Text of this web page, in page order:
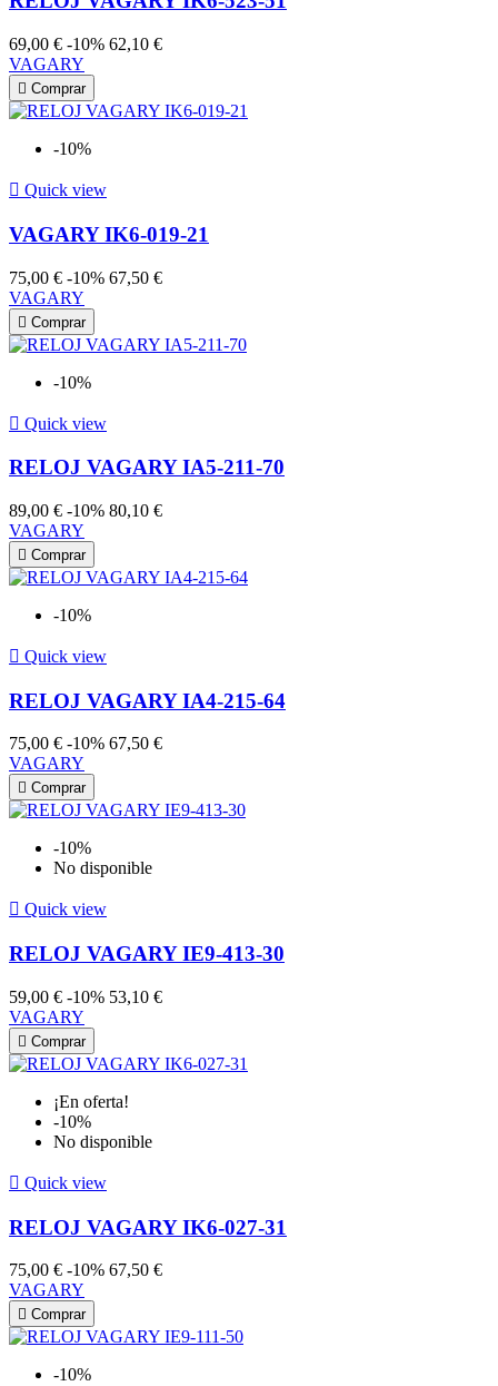
69,00 € -10% 62,10 €
VAGARY
 Comprar
-10%
 Quick view
VAGARY IK6-019-21
75,00 € -10% 67,50 €
VAGARY
 Comprar
-10%
 Quick view
RELOJ VAGARY IA5-211-70
89,00 € -10% 80,10 €
VAGARY
 Comprar
-10%
 Quick view
RELOJ VAGARY IA4-215-64
75,00 € -10% 67,50 €
VAGARY
 Comprar
-10%
No disponible
 Quick view
RELOJ VAGARY IE9-413-30
59,00 € -10% 53,10 €
VAGARY
 Comprar
¡En oferta!
-10%
No disponible
 Quick view
RELOJ VAGARY IK6-027-31
75,00 € -10% 67,50 €
VAGARY
 Comprar
-10%